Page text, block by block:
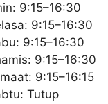
9:15–16:30
9:15–16:30
9:15–16:30
9:15–16:30
9:15–16:15
Tutup